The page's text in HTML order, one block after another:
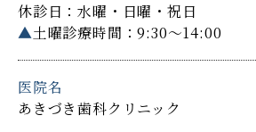
休診日：水曜・日曜・祝日
▲土曜診療時間：9:30～14:00
医院名
あきづき歯科クリニック